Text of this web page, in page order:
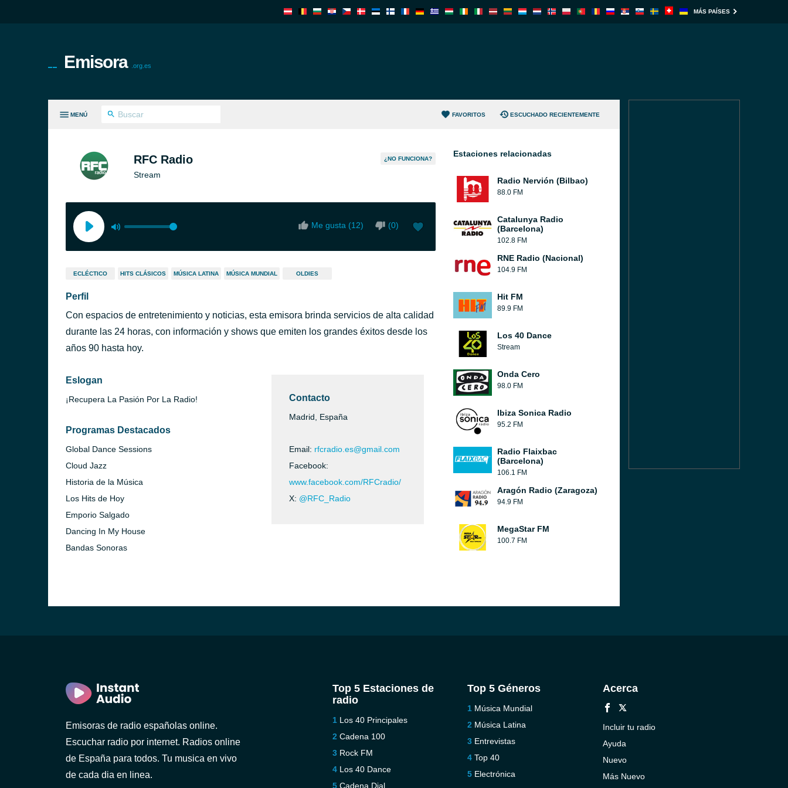
MÁS PAÍSES
Emisora .org.es
MENÚ FAVORITOS ESCUCHADO RECIENTEMENTE
RFC Radio
Stream
¿NO FUNCIONA?
Me gusta (12) (0)
ECLÉCTICO HITS CLÁSICOS MÚSICA LATINA MÚSICA MUNDIAL OLDIES
Perfil
Con espacios de entretenimiento y noticias, esta emisora brinda servicios de alta calidad
durante las 24 horas, con información y shows que emiten los grandes éxitos desde los
años 90 hasta hoy.
Eslogan
¡Recupera La Pasión Por La Radio!
Programas Destacados
Global Dance Sessions
Cloud Jazz
Historia de la Música
Los Hits de Hoy
Emporio Salgado
Dancing In My House
Bandas Sonoras
Contacto
Madrid, España
Email: rfcradio.es@gmail.com
Facebook:
www.facebook.com/RFCradio/
X: @RFC_Radio
Estaciones relacionadas
Radio Nervión (Bilbao)
88.0 FM
Catalunya Radio
(Barcelona)
102.8 FM
RNE Radio (Nacional)
104.9 FM
Hit FM
89.9 FM
Los 40 Dance
Stream
Onda Cero
98.0 FM
Ibiza Sonica Radio
95.2 FM
Radio Flaixbac
(Barcelona)
106.1 FM
Aragón Radio (Zaragoza)
94.9 FM
MegaStar FM
100.7 FM
Emisoras de radio españolas online.
Escuchar radio por internet. Radios online
de España para todos. Tu musica en vivo
de cada dia en linea.
Top 5 Estaciones de
radio
Los 40 Principales
Cadena 100
Rock FM
Los 40 Dance
Cadena Dial
Top 5 Géneros
Música Mundial
Música Latina
Entrevistas
Top 40
Electrónica
Acerca
Incluir tu radio
Ayuda
Nuevo
Más Nuevo